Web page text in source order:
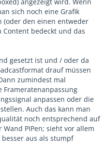
sich noch eine Grafik
(oder den einen entweder
bedeckt und das
gesetzt ist und / oder da
drauf müssen
zumindest mal
Frameratenanpassung
anpassen oder die
Auch das kann man
noch entsprechend auf
PIPen; sieht vor allem
aus als stumpf